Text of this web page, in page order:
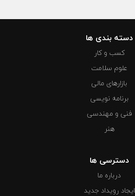
دسته بندی ها
کسب و کار
علوم سلامت
بازارهای مالی
برنامه نویسی
فنی و مهندسی
هنر
دسترسی ها
درباره ما
ایجاد رویداد جدید